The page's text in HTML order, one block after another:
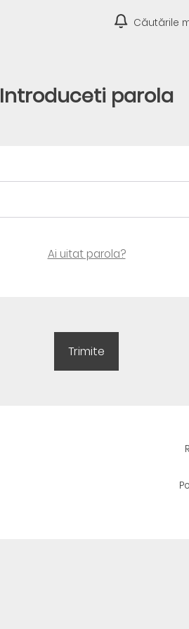
Căutările
Introduceti parola
Ai uitat parola?